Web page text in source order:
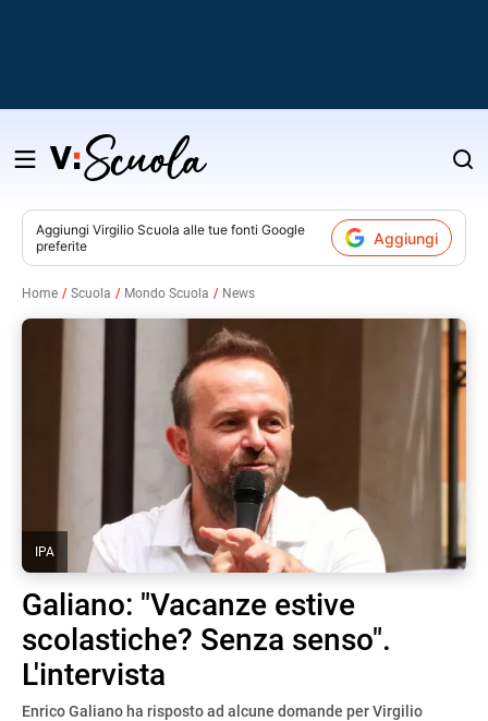
Salta
contenuto
Aggiungi Virgilio Scuola alle tue fonti Google
preferite
Aggiungi
Home Scuola Mondo Scuola News
IPA
Galiano: "Vacanze estive
scolastiche? Senza senso".
L'intervista
Enrico Galiano ha risposto ad alcune domande per Virgilio